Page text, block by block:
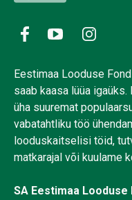
Eestimaa Looduse
saab kaasa lüüa
üha suuremat
vabatahtliku töö
looduskaitselisi töid,
matkarajal või kuulame
SA Eestimaa Looduse